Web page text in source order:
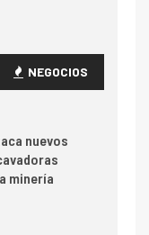
para
al Puerto
en mayo de
NEGOCIOS
nuevos
minería